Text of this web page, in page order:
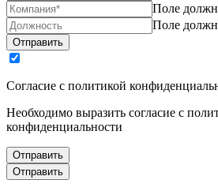
Поле
Поле
Отправить
Согласие с политикой
Необходимо выразить согласие с
конфиденциальности
Отправить
Отправить